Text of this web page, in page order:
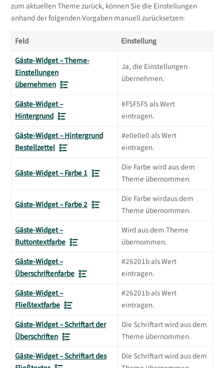
zum aktuellen Theme zurück, können Sie die Einstellungen
anhand der folgenden Vorgaben manuell zurücksetzen:
Feld
Einstellung
Gäste-Widget – Theme-
Einstellungen
übernehmen
Ja, die Einstellungen
übernehmen.
Gäste-Widget –
Hintergrund
#F5F5F5 als Wert
eintragen.
Gäste-Widget – Hintergrund
Bestellzettel
#e0e0e0 als Wert
eintragen.
Gäste-Widget – Farbe 1
Die Farbe wird aus dem
Theme übernommen.
Gäste-Widget – Farbe 2
Die Farbe wirdaus dem
Theme übernommen.
Gäste-Widget –
Buttontextfarbe
Wird aus dem Theme
übernommen.
Gäste-Widget –
Überschriftenfarbe
#26201b als Wert
eintragen.
Gäste-Widget –
Fließtextfarbe
#26201b als Wert
eintragen.
Gäste-Widget – Schriftart der
Überschriften
Die Schriftart wird aus dem
Theme übernommen.
Gäste-Widget – Schriftart des
Die Schriftart wird aus dem